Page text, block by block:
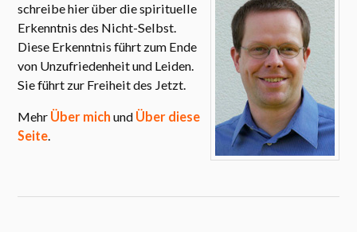
schreibe hier über die spirituelle
Erkenntnis des Nicht-Selbst.
Diese Erkenntnis führt zum Ende
von Unzufriedenheit und Leiden.
Sie führt zur Freiheit des Jetzt.
Mehr Über mich und Über diese
Seite.